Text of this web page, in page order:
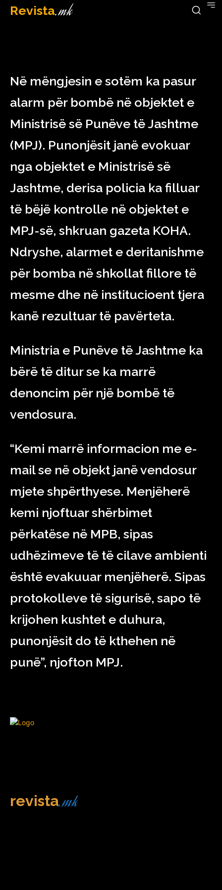
Revista.mk
December 12, 2022
Në mëngjesin e sotëm ka pasur
alarm për bombë në objektet e
Ministrisë së Punëve të Jashtme
(MPJ). Punonjësit janë evokuar
nga objektet e Ministrisë së
Jashtme, derisa policia ka filluar
të bëjë kontrolle në objektet e
MPJ-së, shkruan gazeta KOHA.
Ndryshe, alarmet e deritanishme
për bomba në shkollat fillore të
mesme dhe në institucioent tjera
kanë rezultuar të pavërteta.
Ministria e Punëve të Jashtme ka
bërë të ditur se ka marrë
denoncim për një bombë të
vendosura.
“Kemi marrë informacion me e-
mail se në objekt janë vendosur
mjete shpërthyese. Menjëherë
kemi njoftuar shërbimet
përkatëse në MPB, sipas
udhëzimeve të të cilave ambienti
është evakuuar menjëherë. Sipas
protokolleve të sigurisë, sapo të
krijohen kushtet e duhura,
punonjësit do të kthehen në
punë”, njofton MPJ.
revista.mk